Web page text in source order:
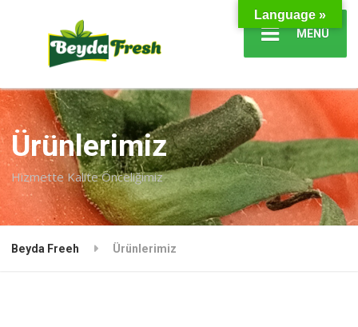
MENÜ
Ürünlerimiz
Hizmette Kalite Önceliğimiz
Beyda Freeh Ürünlerimiz
Language »